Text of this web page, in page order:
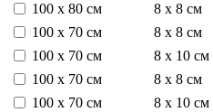
100 х 80 см
8 х 8 см
100 х 70 см
8 х 8 см
100 х 70 см
8 х 10 см
100 х 70 см
8 х 8 см
100 х 70 см
8 х 10 см